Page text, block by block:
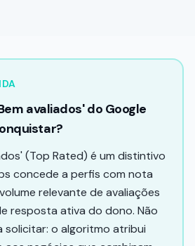
Optimization
- Método 3C
avaliados' do Google
(Top Rated) é um distintivo
concede a perfis com nota
relevante de avaliações
resposta ativa do dono. Não
o algoritmo atribui